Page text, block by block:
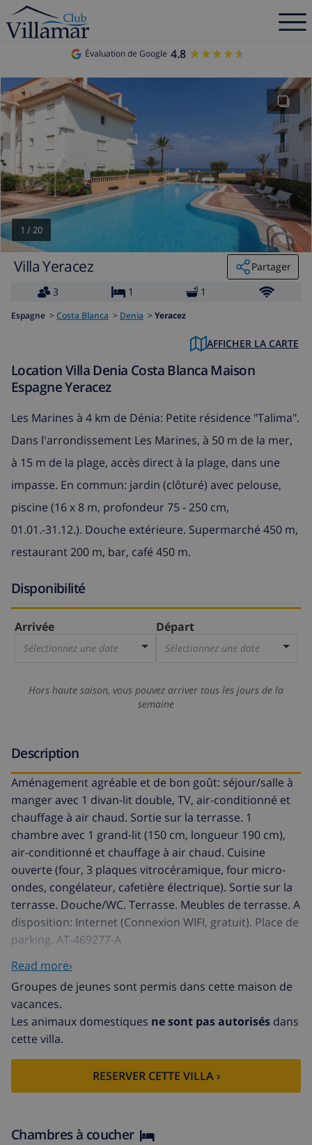
Évaluation de Google 4.8 ★★★★★
★★★★★
1 /20
Villa Yeracez
Partager
3
1 1
Espagne > Costa Blanca > Denia > Yeracez
AFFICHER LA CARTE
Location Villa Denia Costa Blanca Maison
Espagne Yeracez
Les Marines à 4 km de Dénia: Petite résidence "Talima".
Dans l'arrondissement Les Marines, à 50 m de la mer,
à 15 m de la plage, accès direct à la plage, dans une
impasse. En commun: jardin (clôturé) avec pelouse,
piscine (16 x 8 m, profondeur 75 - 250 cm,
01.01.-31.12.). Douche extérieure. Supermarché 450 m,
restaurant 200 m, bar, café 450 m.
Disponibilité
Arrivée
Sélectionnez une date
Départ
Sélectionnez une date
Hors haute saison, vous pouvez arriver tous les jours de la
semaine
Description
Aménagement agréable et de bon goût: séjour/salle à
manger avec 1 divan-lit double, TV, air-conditionné et
chauffage à air chaud. Sortie sur la terrasse. 1
chambre avec 1 grand-lit (150 cm, longueur 190 cm),
air-conditionné et chauffage à air chaud. Cuisine
ouverte (four, 3 plaques vitrocéramique, four micro-
ondes, congélateur, cafetière électrique). Sortie sur la
terrasse. Douche/WC. Terrasse. Meubles de terrasse. A
disposition: Internet (Connexion WIFI, gratuit). Place de
parking. AT-469277-A
Les Marines à 4 km de Dénia: Petite résidence "Talima".
Dans l'arrondissement Les Marines, à 50 m de la mer,
à 15 m de la plage, accès direct à la plage, dans une
impasse. En commun: jardin (clôturé) avec pelouse,
piscine (16 x 8 m, profondeur 75 - 250 cm,
01.01.-31.12.). Douche extérieure. Supermarché 450 m,
restaurant 200 m, bar, café 450 m.
Read more›
Groupes de jeunes sont permis dans cette maison de
vacances.
Les animaux domestiques ne sont pas autorisés dans
cette villa.
RESERVER CETTE VILLA ›
Chambres à coucher